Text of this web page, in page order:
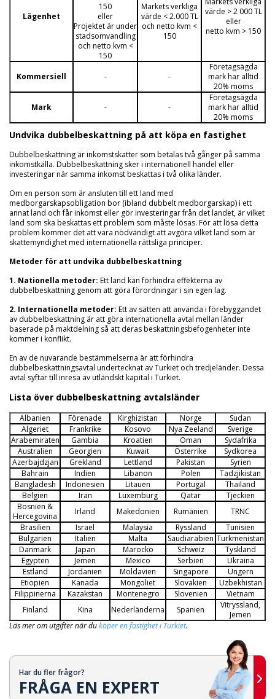
Lägenhet
150
eller
Projektet är under
stadsomvandling
och netto kvm <
150
Markets verkliga
värde < 2.000 TL
och netto kvm <
150
värde > 2 000 TL
eller
netto kvm > 150
Kommersiell - -
Företagsägda
mark har alltid
20% moms
Mark
- -
Företagsägda
mark har alltid
20% moms
Undvika dubbelbeskattning på att köpa en fastighet
Dubbelbeskattning är inkomstskatter som betalas två gånger på samma
inkomstkälla. Dubbelbeskattning sker i internationell handel eller
investeringar när samma inkomst beskattas i två olika länder.
Om en person som är ansluten till ett land med
medborgarskapsobligation bor (ibland dubbelt medborgarskap) i ett
annat land och får inkomst eller gör investeringar från det landet, är vilket
land som ska beskattas ett problem som måste lösas. För att lösa detta
problem kommer det att vara nödvändigt att avgöra vilket land som är
skattemyndighet med internationella rättsliga principer.
Metoder för att undvika dubbelbeskattning
1. Nationella metoder: Ett land kan förhindra effekterna av
dubbelbeskattning genom att göra förordningar i sin egen lag.
2. Internationella metoder: Ett av sätten att använda i förebyggandet
av dubbelbeskattning är att göra internationella avtal mellan länder
baserade på maktdelning så att deras beskattningsbefogenheter inte
kommer i konflikt.
En av de nuvarande bestämmelserna är att förhindra
dubbelbeskattningsavtal undertecknat av Turkiet och tredjeländer. Dessa
avtal syftar till inresa av utländskt kapital i Turkiet.
Lista över dubbelbeskattning avtalsländer
Albanien Förenade Kirghizistan Norge
Sudan
Algeriet
Frankrike Kosovo Nya Zeeland
Sverige
Arabemiraten
Gambia Kroatien Oman
Sydafrika
Australien
Georgien Kuwait Österrike
Sydkorea
Azerbajdzjan
Grekland Lettland Pakistan
Syrien
Bahrain
Indien Libanon Polen
Tadzjikistan
Bangladesh
Indonesien Litauen Portugal
Thailand
Belgien
Iran Luxemburg Qatar
Tjeckien
Bosnien &
Hercegovina
Irland Makedonien Rumänien
TRNC
Brasilien
Israel Malaysia Ryssland
Tunisien
Bulgarien
Italien Malta Saudiarabien Turkmenistan
Danmark
Japan Marocko Schweiz
Tyskland
Egypten
Jemen Mexico Serbien
Ukraina
Estland
Jordanien Moldavien Singapore
Ungern
Etiopien
Kanada Mongoliet Slovakien
Uzbekhistan
Filippinerna
Kazakstan Montenegro Slovenien
Vietnam
Finland
Kina Nederländerna Spanien
Vitryssland,
Jemen
Läs mer om utgifter när duköper en fastighet i Turkiet.
Har du fler frågor?
FRÅGA EN EXPERT